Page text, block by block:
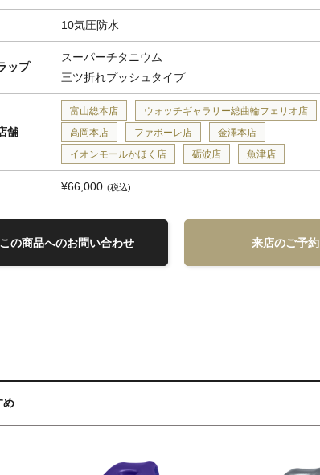
10気圧防水
ップ
スーパーチタニウム
三ツ折れプッシュタイプ
舗
富山総本店
ウォッチギャラリー総曲輪フェリオ店
高岡本店
ファボーレ店
金澤本店
イオンモールかほく店
砺波店 魚津店
¥66,000 税込
この商品へのお問い合わせ 来店のご予約
め